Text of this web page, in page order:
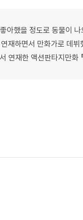
아했을 정도로 동물이
재하면서 만화가로 데
연재한 액션판타지만화